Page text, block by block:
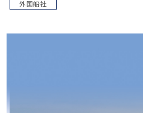
外国船社